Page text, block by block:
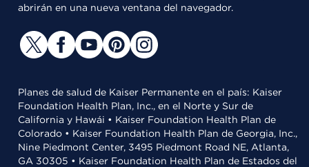
abrirán en una nueva ventana del navegador.
Planes de salud de Kaiser Permanente en el país: Kaiser
Foundation Health Plan, Inc., en el Norte y Sur de
California y Hawái • Kaiser Foundation Health Plan de
Colorado • Kaiser Foundation Health Plan de Georgia, Inc.,
Nine Piedmont Center, 3495 Piedmont Road NE, Atlanta,
GA 30305 • Kaiser Foundation Health Plan de Estados del